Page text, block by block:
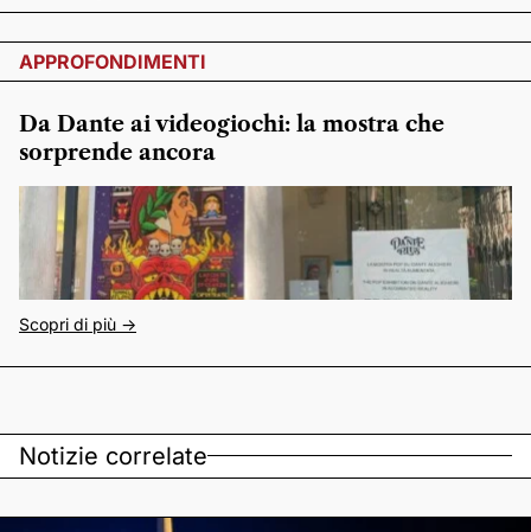
APPROFONDIMENTI
Da Dante ai videogiochi: la mostra che
sorprende ancora
Scopri di più ->
Notizie correlate